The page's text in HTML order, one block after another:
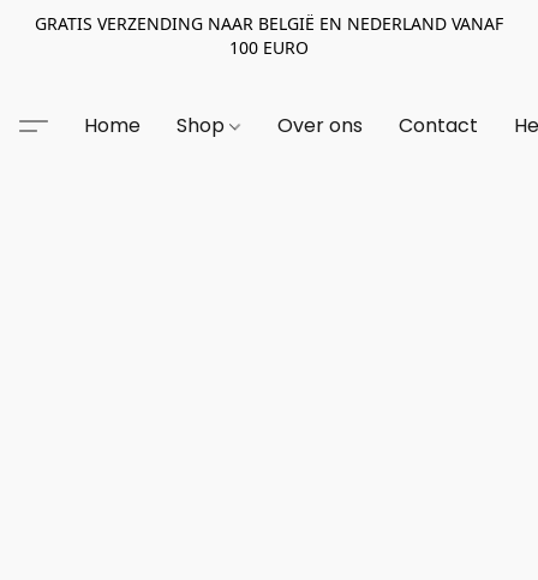
GRATIS VERZENDING NAAR BELGIË EN NEDERLAND VANAF
100 EURO
Home Shop Over ons Contact